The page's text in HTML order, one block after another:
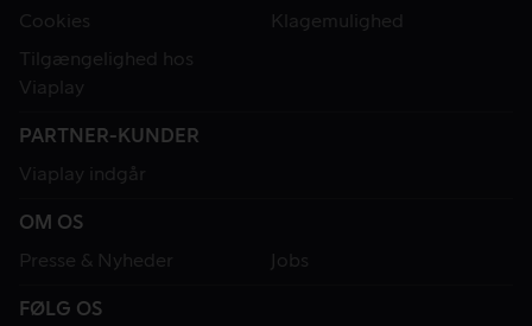
Cookies
Klagemulighed
Tilgængelighed hos
Viaplay
PARTNER-KUNDER
Viaplay indgår
OM OS
Presse & Nyheder
Jobs
FØLG OS